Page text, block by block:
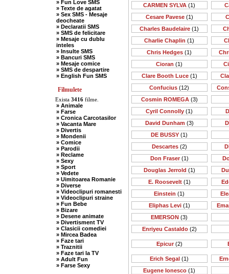
» Vanatori
» Fun Love SMS
» Texte de agatat
» Sex SMS - Mesaje
deocheate
» Declaratii SMS
» SMS de felicitare
» Mesaje cu dublu
inteles
» Insulte SMS
» Bancuri SMS
» Mesaje comice
» SMS de despartire
» English Fun SMS
Filmulete
Exista 3416filme.
» Animale
» Farse
» Cronica Carcotasilor
» Vacanta Mare
» Divertis
» Mondenii
» Comice
» Parodii
» Reclame
» Sexy
» Sport
» Vedete
» Uimitoarea Romanie
» Diverse
» Videoclipuri romanesti
» Videoclipuri straine
» Fun Bebe
» Bizare
» Desene animate
» Divertisment TV
» Clasicii comediei
» Mircea Badea
» Faze tari
» Traznitii
» Faze tari la TV
» Adult Fun
» Farse Sexy
CARMEN SYLVA (1)
Cesare Pavese(1)
Charles Baudelaire (1)
Charlie Chaplin (1)
Chris Hedges (1)
Cioran (1)
Clare Booth Luce(1)
Confucius (12)
Cosmin ROMEGA(3)
Cyril Connolly (1)
David Dunham (3)
DE BUSSY (1)
Descartes(2)
Don Fraser(1)
Douglas Jerrold (1)
E. Roosevelt(1)
Einstein (1)
Eliphas Levi(1)
EMERSON (3)
Enriyeu Castaldo(2)
Epicur(2)
Erich Segal (1)
Eugene Ionesco (1)